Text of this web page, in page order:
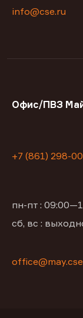
info@cse.ru
Офис/ПВЗ
+7 (861) 298-
пн-пт :
сб, вс :